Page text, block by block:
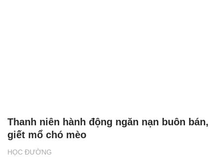
HỌC ĐƯỜNG
Thanh niên hành động ngăn nạn buôn bán,
giết mổ chó mèo